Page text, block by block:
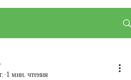
1 мин. чтения